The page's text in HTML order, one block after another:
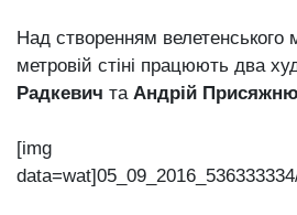
Контакти
Політика конфіденційності
Над створенням велетенського
метровій стіні працюють два
Радкевич та Андрій
[img